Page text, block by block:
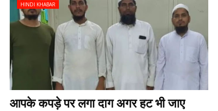
HINDI KHABAR
आपके कपड़े पर लगा दाग अगर हट भी जाए